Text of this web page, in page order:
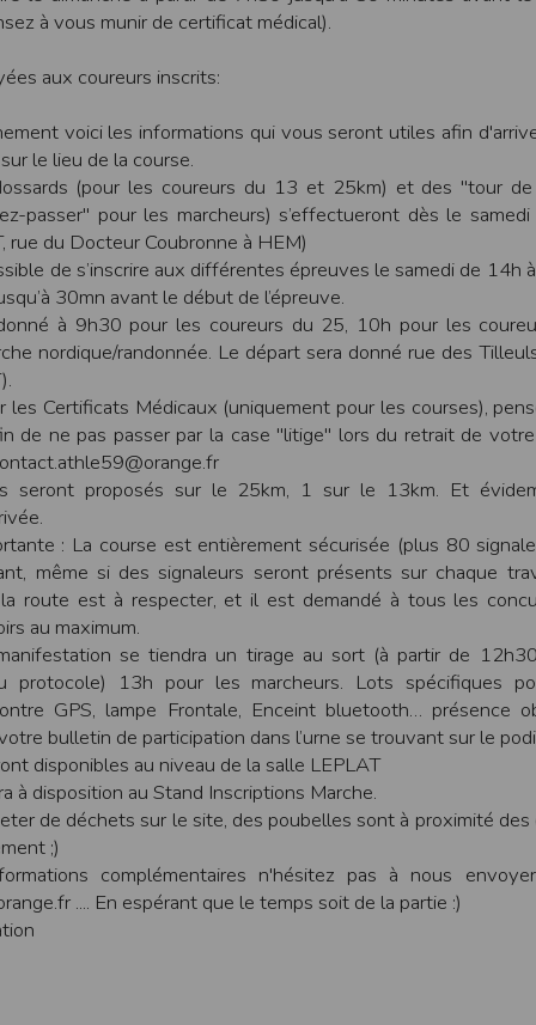
à vous munir de certificat médical).
aux coureurs inscrits:
voici les informations qui vous seront utiles afin
le lieu de la course.
(pour les coureurs du 13 et 25km) et des "tour
passer" pour les marcheurs) s’effectueront dès le
rue du Docteur Coubronne à HEM)
de s’inscrire aux différentes épreuves le samedi de 14h
30mn avant le début de l’épreuve.
à 9h30 pour les coureurs du 25, 10h pour les
nordique/randonnée. Le départ sera donné rue des
les Certificats Médicaux (uniquement pour les courses),
de ne pas passer par la case "litige" lors du retrait de
seront proposés sur le 25km, 1 sur le 13km. Et
: La course est entièrement sécurisée (plus 80
même si des signaleurs seront présents sur chaque
route est à respecter, et il est demandé à tous les
au maximum.
se tiendra un tirage au sort (à partir de
protocole) 13h pour les marcheurs. Lots spécifiques
GPS, lampe Frontale, Enceint bluetooth… présence
bulletin de participation dans l’urne se trouvant sur le
disponibles au niveau de la salle LEPLAT
à disposition au Stand Inscriptions Marche.
de déchets sur le site, des poubelles sont à proximité
;)
complémentaires n'hésitez pas à nous
.... En espérant que le temps soit de la partie :)
assistance technique vis à vis de l’utilisateur que ce soit par des
en cas d’impossibilité d’accès à ce site et/ou d’utilisation des
le site ou une partie des services, à tout moment sans
responsable des interruptions, et des conséquences qui peuvent en
à tout moment et sans préavis, les présentes conditions
et les limites d’Internet, et notamment reconnaît que :
sur les services accessibles par Internet et n’exerce aucun contrôle de
transiter par l’intermédiaire de son centre serveur.
sur Internet ne sont pas protégées notamment contre les
ou confidentielle se fait à ses risques et périls.
sur Internet peuvent être réglementées en termes d’usage ou être
des données qu’il consulte, interroge et transfère sur Internet.
d’aucun moyen de contrôle sur le contenu des services
www.timepulse.run peuvent recevoir des offres des partenaires
internet www.timepulse.run peuvent recevoir des offres les
suivant :https://www.ovh.com/fr/protection-donnees-personnelles/
et nos serveurs utilisent le protocole HTTPS qui crypte les
stockés en clair dans notre base de données mais sont cryptés
entre nos différents serveurs se font sur un réseau privé
les cookies sur votre ordinateur. Notez cependant que votre
la perte de votre session membre lorsque vous changez de page,
pages.
attentes nous vous invitons à paramétrer votre navigateur en tenant
Outils, puis surOptions Internet.
, cliquez surParamètres.